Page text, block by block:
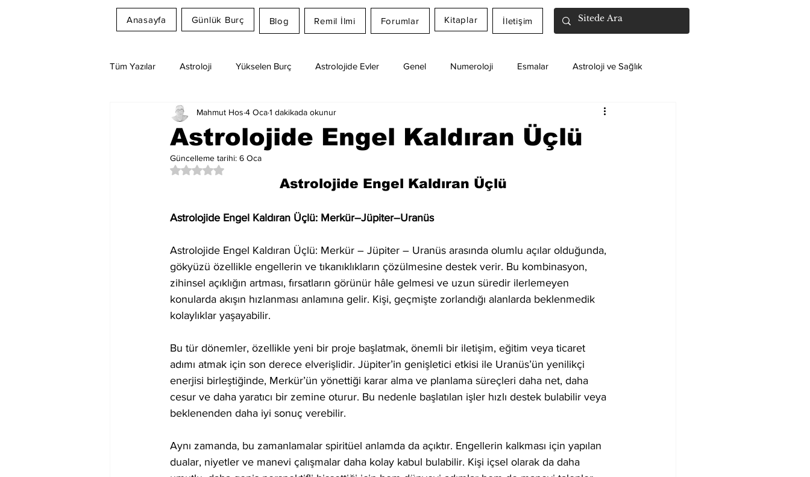
Anasayfa Günlük Burç Blog Remil İlmi Forumlar Kitaplar İletişim
Tüm Yazılar Astroloji Yükselen Burç Astrolojide Evler Genel Numeroloji Esmalar Astroloji ve Sağlık
Rüya Tabirleri Ay Burcu Günlük Burç Yorumları
Astrolojide Engel Kaldıran Üçlü
Mahmut Hos 4 Oca1 dakikada okunur
Güncelleme tarihi: 6 Oca
5 üzerinden NaN yıldız
Astrolojide Engel Kaldıran Üçlü
Astrolojide Engel Kaldıran Üçlü: Merkür–Jüpiter–Uranüs
Astrolojide Engel Kaldıran Üçlü: Merkür – Jüpiter – Uranüs arasında olumlu açılar olduğunda,
gökyüzü özellikle engellerin ve tıkanıklıkların çözülmesine destek verir. Bu kombinasyon,
zihinsel açıklığın artması, fırsatların görünür hâle gelmesi ve uzun süredir ilerlemeyen
konularda akışın hızlanması anlamına gelir. Kişi, geçmişte zorlandığı alanlarda beklenmedik
kolaylıklar yaşayabilir.
Bu tür dönemler, özellikle yeni bir proje başlatmak, önemli bir iletişim, eğitim veya ticaret
adımı atmak için son derece elverişlidir. Jüpiter’in genişletici etkisi ile Uranüs’ün yenilikçi
enerjisi birleştiğinde, Merkür’ün yönettiği karar alma ve planlama süreçleri daha net, daha
cesur ve daha yaratıcı bir zemine oturur. Bu nedenle başlatılan işler hızlı destek bulabilir veya
beklenenden daha iyi sonuç verebilir.
Aynı zamanda, bu zamanlamalar spiritüel anlamda da açıktır. Engellerin kalkması için yapılan
dualar, niyetler ve manevi çalışmalar daha kolay kabul bulabilir. Kişi içsel olarak da daha